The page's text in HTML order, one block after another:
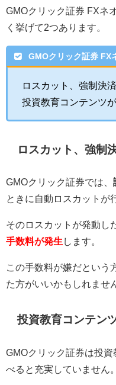
GMOクリック証券 FXネ
く挙げて2つあります。
GMOクリック証券 FX
ロスカット、強制決
投資教育コンテンツ
ロスカット、強制
GMOクリック証券では、
ときに自動ロスカットが
そのロスカットが発動し
手数料が発生 します。
この手数料が嫌だという
た方がいいかもしれませ
投資教育コンテン
GMOクリック証券は投
べると充実していません。